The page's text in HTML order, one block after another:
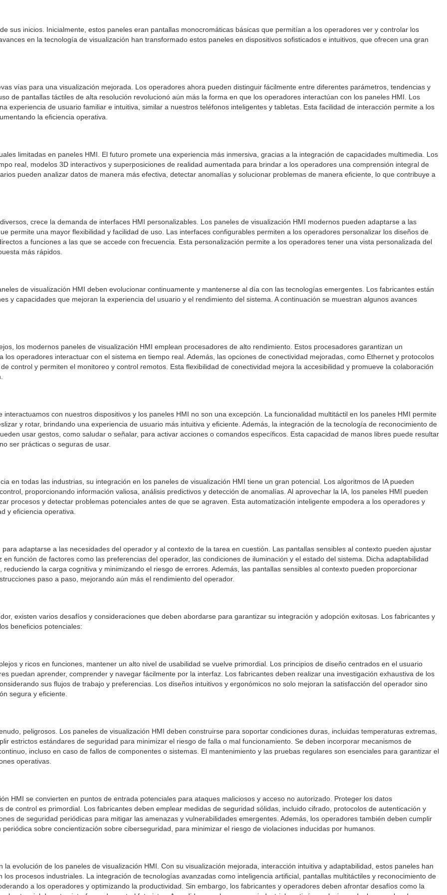
sus inicios. Inicialmente, estos paneles eran pantallas monocromáticas básicas que permitían a los operadores ver y controlar los
en la tecnología de visualización han transformado estos paneles en dispositivos sofisticados e intuitivos, que ofrecen una gran
vías para una visualización mejorada. Los operadores ahora pueden distinguir fácilmente entre diferentes parámetros, tendencias y
de pantallas táctiles de alta resolución revolucionó aún más la forma en que los operadores interactúan con los paneles HMI. Los
experiencia de usuario familiar e intuitiva, similar a nuestros teléfonos inteligentes y tabletas. Esta facilidad de interacción permite a los
la eficiencia operativa.
limitadas en paneles HMI. El futuro promete una experiencia más inmersiva, gracias a la integración de capacidades multimedia. Los
real, modelos 3D interactivos y superposiciones de realidad aumentada para brindar a los operadores una comprensión integral de
pueden analizar datos de manera más efectiva, detectar anomalías y solucionar problemas de manera eficiente, lo que contribuye a
crece la demanda de interfaces HMI personalizables. Los paneles de visualización HMI modernos pueden adaptarse a las
permite una mayor flexibilidad y facilidad de uso. Las interfaces configurables permiten a los operadores personalizar los diseños de
a funciones a las que se accede con frecuencia. Esta personalización permite a los operadores tener una vista personalizada del
más rápidos.
de visualización HMI deben evolucionar continuamente y mantenerse al día con las tecnologías emergentes. Los fabricantes están
y capacidades que mejoran la experiencia del usuario y el rendimiento del sistema. A continuación se muestran algunos avances
los modernos paneles de visualización HMI emplean procesadores de alto rendimiento. Estos procesadores garantizan un
operadores interactuar con el sistema en tiempo real. Además, las opciones de conectividad mejoradas, como Ethernet y protocolos
control y permiten el monitoreo y control remotos. Esta flexibilidad de conectividad mejora la accesibilidad y promueve la colaboración
con nuestros dispositivos y los paneles HMI no son una excepción. La funcionalidad multitáctil en los paneles HMI permite
y rotar, brindando una experiencia de usuario más intuitiva y eficiente. Además, la integración de la tecnología de reconocimiento de
usar gestos, como saludar o señalar, para activar acciones o comandos específicos. Esta capacidad de manos libres puede resultar
ser prácticas o seguras de usar.
en todas las industrias, su integración en los paneles de visualización HMI tiene un gran potencial. Los algoritmos de IA pueden
proporcionando información valiosa, análisis predictivos y detección de anomalías. Al aprovechar la IA, los paneles HMI pueden
procesos y detectar problemas potenciales antes de que se agraven. Esta automatización inteligente empodera a los operadores y
y eficiencia operativa.
adaptarse a las necesidades del operador y al contexto de la tarea en cuestión. Las pantallas sensibles al contexto pueden ajustar
función de factores como las preferencias del operador, las condiciones de iluminación y el estado del sistema. Dicha adaptabilidad
la carga cognitiva y minimizando el riesgo de errores. Además, las pantallas sensibles al contexto pueden proporcionar
paso a paso, mejorando aún más el rendimiento del operador.
existen varios desafíos y consideraciones que deben abordarse para garantizar su integración y adopción exitosas. Los fabricantes y
beneficios potenciales:
y ricos en funciones, mantener un alto nivel de usabilidad se vuelve primordial. Los principios de diseño centrados en el usuario
puedan aprender, comprender y navegar fácilmente por la interfaz. Los fabricantes deben realizar una investigación exhaustiva de los
sus flujos de trabajo y preferencias. Los diseños intuitivos y ergonómicos no solo mejoran la satisfacción del operador sino
segura y eficiente.
peligrosos. Los paneles de visualización HMI deben construirse para soportar condiciones duras, incluidas temperaturas extremas,
estrictos estándares de seguridad para minimizar el riesgo de falla o mal funcionamiento. Se deben incorporar mecanismos de
incluso en caso de fallos de componentes o sistemas. El mantenimiento y las pruebas regulares son esenciales para garantizar el
operativas.
HMI se convierten en puntos de entrada potenciales para ataques maliciosos y acceso no autorizado. Proteger los datos
control es primordial. Los fabricantes deben emplear medidas de seguridad sólidas, incluido cifrado, protocolos de autenticación y
de seguridad periódicas para mitigar las amenazas y vulnerabilidades emergentes. Además, los operadores también deben cumplir
sobre concientización sobre ciberseguridad, para minimizar el riesgo de violaciones inducidas por humanos.
evolución de los paneles de visualización HMI. Con su visualización mejorada, interacción intuitiva y adaptabilidad, estos paneles han
procesos industriales. La integración de tecnologías avanzadas como inteligencia artificial, pantallas multitáctiles y reconocimiento de
a los operadores y optimizando la productividad. Sin embargo, los fabricantes y operadores deben afrontar desafíos como la